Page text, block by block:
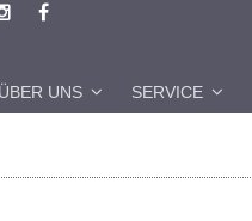
ÜBER UNS SERVICE